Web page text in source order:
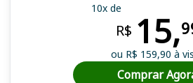
10x de
R$ 15,
ou R$ 159,90 à
Comprar